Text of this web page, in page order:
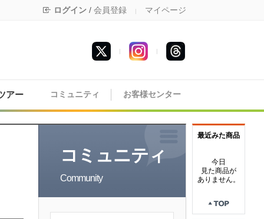
最近みた商品
今日
見た商品が
ありません。
ログイン / 会員登録 | マイページ
|
|
アー コミュニティ お客様センター
コミュニティ
Community